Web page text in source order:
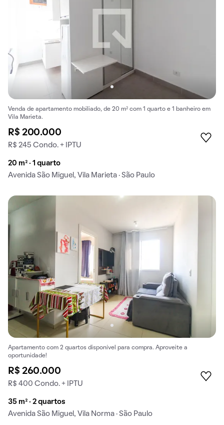
Venda de apartamento mobiliado, de 20 m² com 1 quarto e 1 banheiro em
Vila Marieta.
R$ 200.000
R$ 245 Condo. + IPTU
20 m² · 1 quarto
Avenida São Miguel, Vila Marieta · São Paulo
Apartamento com 2 quartos disponível para compra. Aproveite a
oportunidade!
R$ 260.000
R$ 400 Condo. + IPTU
35 m² · 2 quartos
Avenida São Miguel, Vila Norma · São Paulo